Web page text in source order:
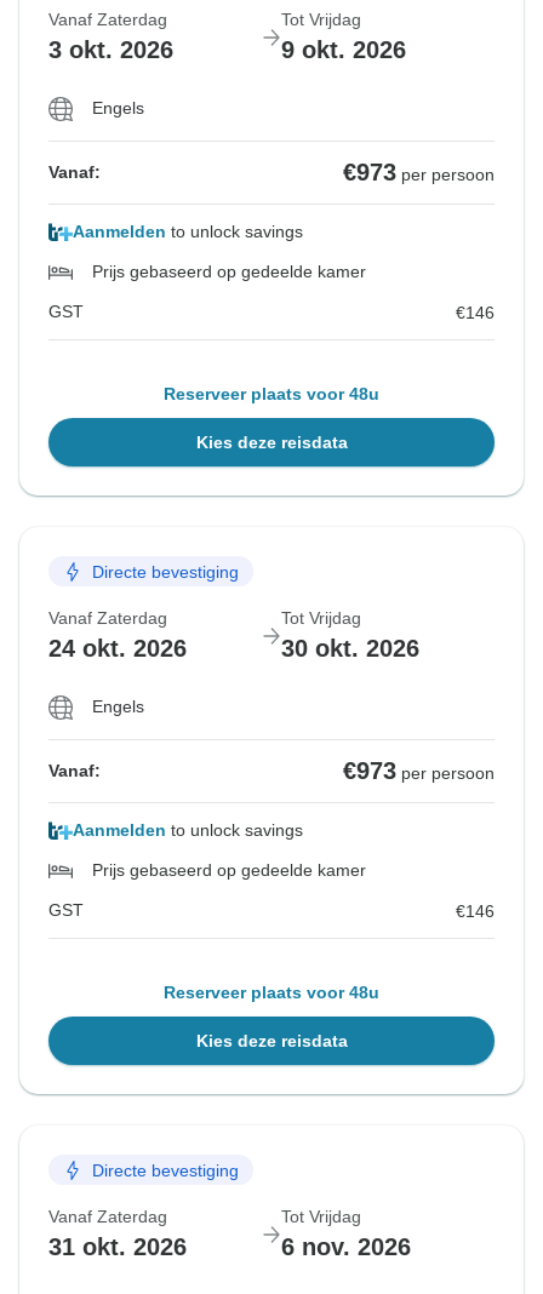
Vanaf Zaterdag
3 okt. 2026
Tot Vrijdag
9 okt. 2026
Engels
Vanaf: €973 per persoon
Aanmelden to unlock savings
Prijs gebaseerd op gedeelde kamer
GST €146
Reserveer plaats voor 48u
Kies deze reisdata
Directe bevestiging
Vanaf Zaterdag
24 okt. 2026
Tot Vrijdag
30 okt. 2026
Engels
Vanaf: €973 per persoon
Aanmelden to unlock savings
Prijs gebaseerd op gedeelde kamer
GST €146
Reserveer plaats voor 48u
Kies deze reisdata
Directe bevestiging
Vanaf Zaterdag
31 okt. 2026
Tot Vrijdag
6 nov. 2026